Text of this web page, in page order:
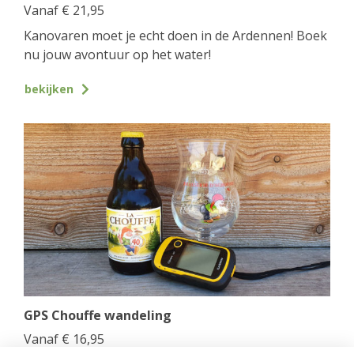
Vanaf € 21,95
Kanovaren moet je echt doen in de Ardennen! Boek
nu jouw avontuur op het water!
bekijken
GPS Chouffe wandeling
Vanaf € 16,95